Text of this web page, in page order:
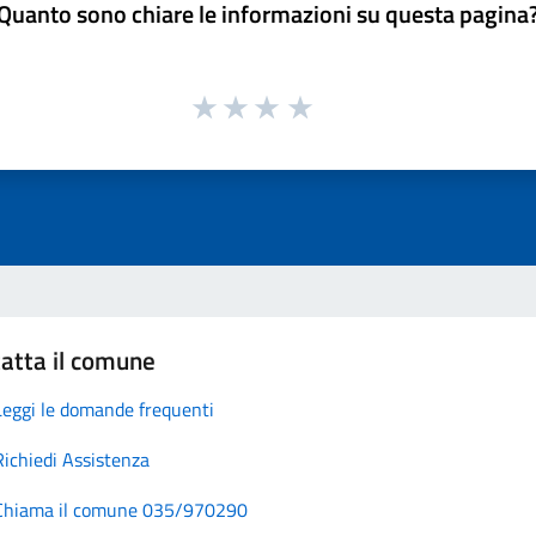
sono chiare le informazioni su questa
il comune
le domande frequenti
Assistenza
il comune 035/970290